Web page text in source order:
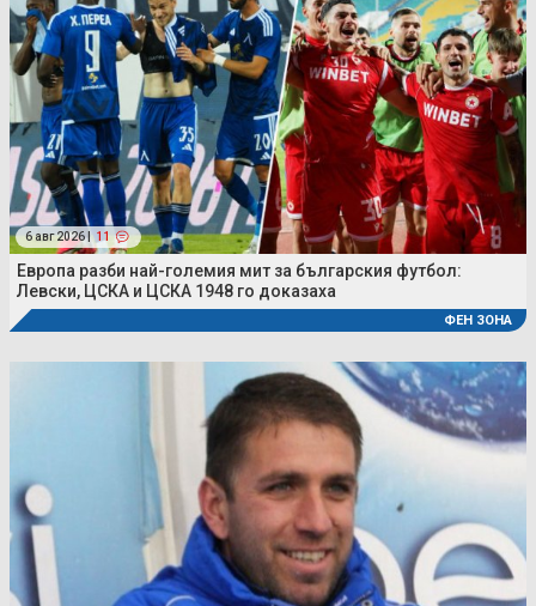
6 авг 2026 | 11
Европа разби най-големия мит за българския футбол:
Левски, ЦСКА и ЦСКА 1948 го доказаха
ФЕН ЗОНА